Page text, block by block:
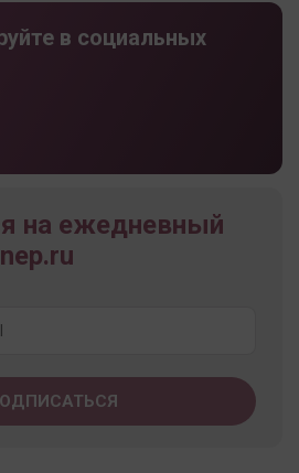
в социальных
на ежедневный